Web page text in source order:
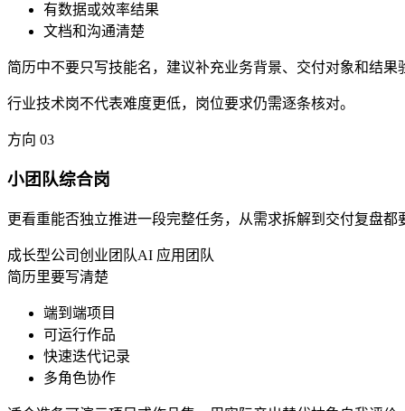
有数据或效率结果
文档和沟通清楚
简历中不要只写技能名，建议补充业务背景、交付对象和结果
行业技术岗不代表难度更低，岗位要求仍需逐条核对。
方向 03
小团队综合岗
更看重能否独立推进一段完整任务，从需求拆解到交付复盘都
成长型公司创业团队AI 应用团队
简历里要写清楚
端到端项目
可运行作品
快速迭代记录
多角色协作